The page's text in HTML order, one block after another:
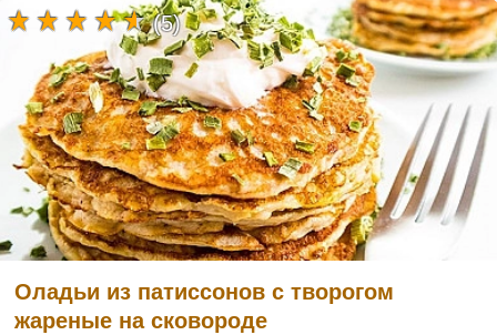
Оладьи из патиссонов с творогом
жареные на сковороде
(5)